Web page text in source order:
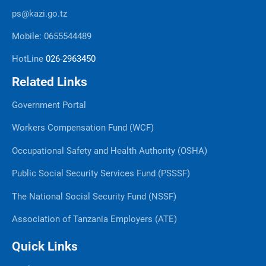
ps@kazi.go.tz
Mobile: 0655544489
HotLine 026-2963450
Related Links
Government Portal
Workers Compensation Fund (WCF)
Occupational Safety and Health Authority (OSHA)
Public Social Security Services Fund (PSSSF)
The National Social Security Fund (NSSF)
Association of Tanzania Employers (ATE)
Quick Links